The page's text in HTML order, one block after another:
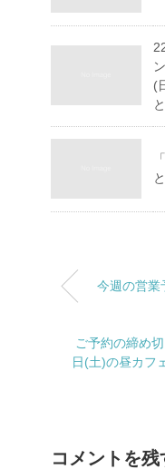
(
今週の営業
ご予約の締め
日(土)の昼カフ
コメントを残